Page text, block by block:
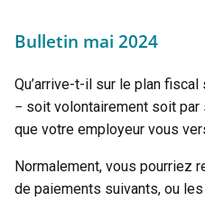
Bulletin mai 2024
Qu’arrive-t-il sur le plan
− soit volontairement soit par
que votre employeur vous
Normalement, vous pourriez
de paiements suivants, ou les